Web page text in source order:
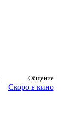
Общение
Скоро в кино